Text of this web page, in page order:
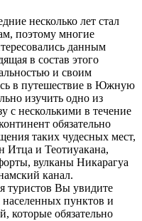
несколько лет стал
поэтому многие
данным
в состав этого
и своим
в путешествие в Южную
изучить одно из
с несколькими в течение
обязательно
таких чудесных мест,
и Теотиуакана,
вулканы Никарагуа
канал.
туристов Вы увидите
пунктов и
которые обязательно